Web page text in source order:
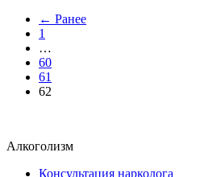
← Ранее
1
…
60
61
62
Алкоголизм
Консультация нарколога